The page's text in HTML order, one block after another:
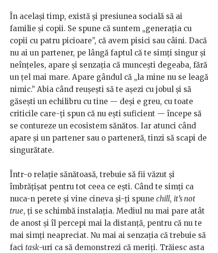
În același timp, există și presiunea socială să ai
familie și copii. Se spune că suntem „generația cu
copii cu patru picioare”, că avem pisici sau câini. Dacă
nu ai un partener, pe lângă faptul că te simți singur și
neînțeles, apare și senzația că muncești degeaba, fără
un țel mai mare. Apare gândul că „la mine nu se leagă
nimic.” Abia când reușești să te așezi cu jobul și să
găsești un echilibru cu tine — deși e greu, cu toate
criticile care-ți spun că nu ești suficient — începe să
se contureze un ecosistem sănătos. Iar atunci când
apare și un partener sau o parteneră, tinzi să scapi de
singurătate.
Într-o relație sănătoasă, trebuie să fii văzut și
îmbrățișat pentru tot ceea ce ești. Când te simți ca
nuca-n perete și vine cineva și-ți spune chill, it’s not
true, ți se schimbă instalația. Mediul nu mai pare atât
de anost și îl percepi mai la distanță, pentru că nu te
mai simți neapreciat. Nu mai ai senzația că trebuie să
faci task-uri ca să demonstrezi că meriți. Trăiesc asta